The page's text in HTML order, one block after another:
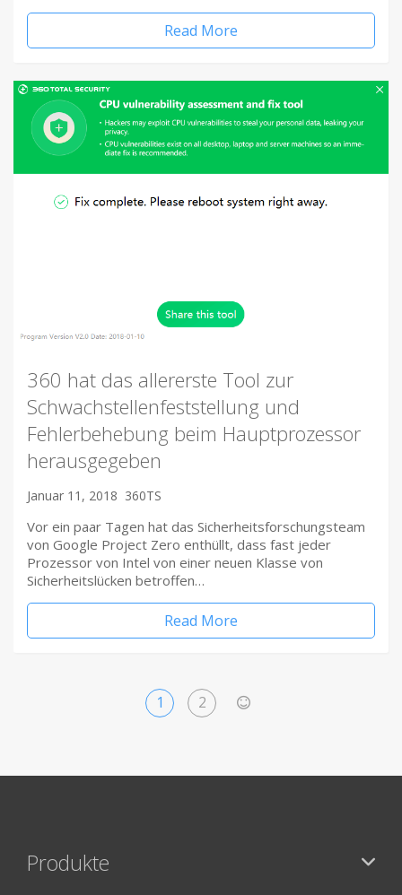
Read More
360 hat das allererste Tool zur
Schwachstellenfeststellung und
Fehlerbehebung beim Hauptprozessor
herausgegeben
Januar 11, 2018 360TS
Vor ein paar Tagen hat das Sicherheitsforschungsteam
von Google Project Zero enthüllt, dass fast jeder
Prozessor von Intel von einer neuen Klasse von
Sicherheitslücken betroffen…
Read More
1 2
Produkte